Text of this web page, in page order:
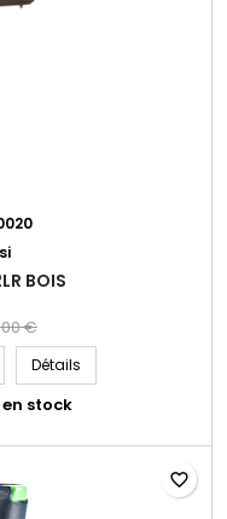
BOIS
€
DétailsCARABINE 8122 22LR
stock
favorite_border